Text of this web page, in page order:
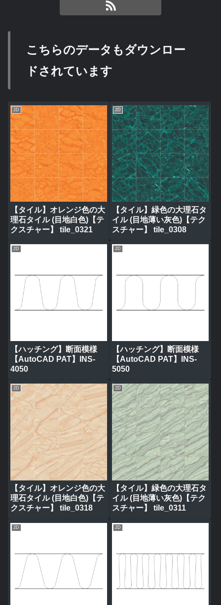
こちらのデータもダウンロー
ドされています
2D
【タイル】オレンジ色の大
理石タイル (目地白色)【テ
クスチャー】 tile_0321
2D
【タイル】緑色の大理石タ
イル (目地薄い灰色)【テク
スチャー】 tile_0308
2D
【ハッチング】断面模様
【AutoCAD PAT】INS-
4050
2D
【ハッチング】断面模様
【AutoCAD PAT】INS-
5050
2D
【タイル】オレンジ色の大
理石タイル (目地白色)【テ
クスチャー】 tile_0318
2D
【タイル】緑色の大理石タ
イル (目地薄い灰色)【テク
スチャー】 tile_0311
2D 2D